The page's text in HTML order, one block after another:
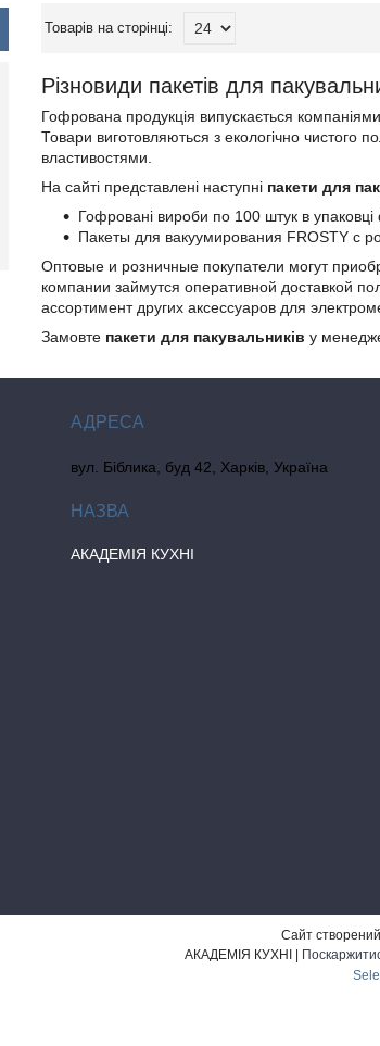
Різновиди пакетів для
Гофрована продукція випускається компаніями
Товари виготовляються з екологічно чистого
властивостями.
На сайті представлені наступні пакети для
Гофровані вироби по 100 штук в
Пакеты для вакуумирования FROSTY с
Оптовые и розничные покупатели могут
компании займутся оперативной доставкой
ассортимент других аксессуаров для
Замовте пакети для пакувальників у
вул. Біблика, буд 42, Харків, Україна
АКАДЕМІЯ КУХНІ
Сайт